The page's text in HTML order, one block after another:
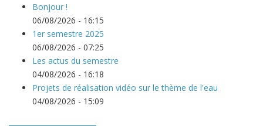
Bonjour !
06/08/2026 - 16:15
1er semestre 2025
06/08/2026 - 07:25
Les actus du semestre
04/08/2026 - 16:18
Projets de réalisation vidéo sur le thème de l'eau
04/08/2026 - 15:09